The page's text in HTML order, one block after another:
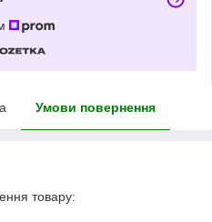
Умови повернення
товару: